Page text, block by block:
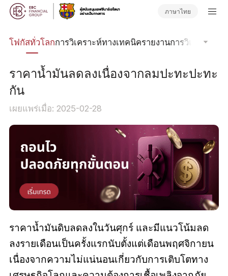
ภาษาไทย
โฟกัสทั่วโลกการวิเคราะห์ทางเทคนิครายงานการวิเคราะห์
ราคาน้ำมันลดลงเนื่องจากลมปะทะปะทะ
กัน
เผยแพร่เมื่อ: 2025-02-28
ราคาน้ำมันดิบลดลงในวันศุกร์ และมีแนวโน้มลด
ลงรายเดือนเป็นครั้งแรกนับตั้งแต่เดือนพฤศจิกายน
เนื่องจากความไม่แน่นอนเกี่ยวกับการเติบโตทาง